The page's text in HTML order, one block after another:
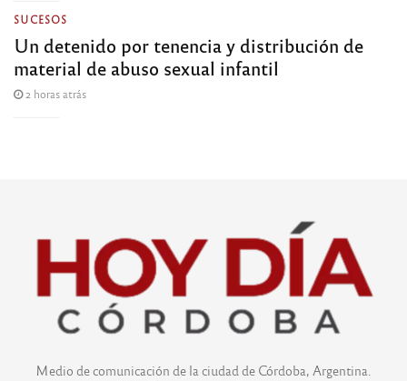
SUCESOS
Un detenido por tenencia y distribución de
material de abuso sexual infantil
2 horas atrás
Medio de comunicación de la ciudad de Córdoba, Argentina.